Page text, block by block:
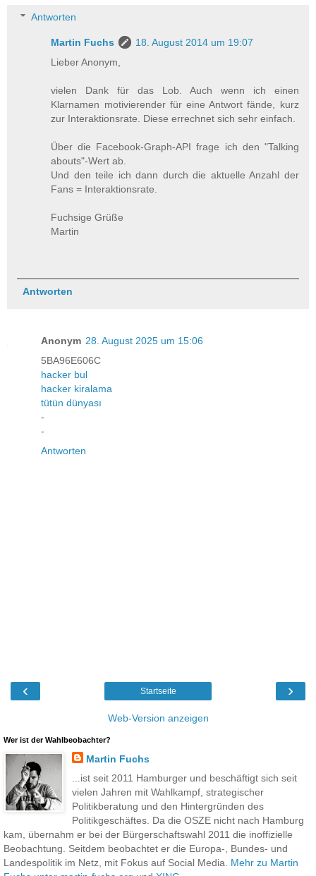
Antworten
Martin Fuchs
18. August 2014 um 19:07
Lieber Anonym,
vielen Dank für das Lob. Auch wenn ich einen
Klarnamen motivierender für eine Antwort fände, kurz
zur Interaktionsrate. Diese errechnet sich sehr einfach.
Über die Facebook-Graph-API frage ich den "Talking
abouts"-Wert ab.
Und den teile ich dann durch die aktuelle Anzahl der
Fans = Interaktionsrate.
Fuchsige Grüße
Martin
Antworten
Anonym 28. August 2025 um 15:06
5BA96E606C
hacker bul
hacker kiralama
tütün dünyası
-
-
Antworten
‹ ›
Startseite
Web-Version anzeigen
Wer ist der Wahlbeobachter?
Martin Fuchs
...ist seit 2011 Hamburger und beschäftigt sich seit
vielen Jahren mit Wahlkampf, strategischer
Politikberatung und den Hintergründen des
Politikgeschäftes. Da die OSZE nicht nach Hamburg
kam, übernahm er bei der Bürgerschaftswahl 2011 die inoffizielle
Beobachtung. Seitdem beobachtet er die Europa-, Bundes- und
Landespolitik im Netz, mit Fokus auf Social Media. Mehr zu Martin